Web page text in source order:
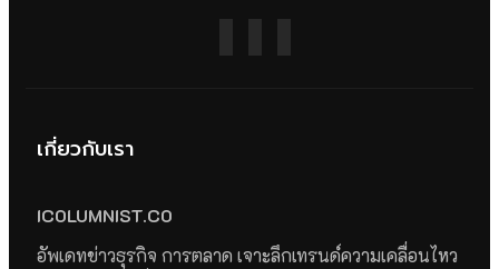
เกี่ยวกับเรา
ICOLUMNIST.CO
อัพเดทข่าวธุรกิจ การตลาด เจาะลึกเทรนด์ความเคลื่อนไหว